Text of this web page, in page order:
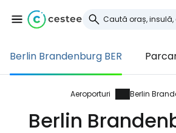
Berlin Brandenburg BER
Aeroporturi Berlin
Berlin
Conectați-vă
Cestee
... comunitatea mondială a